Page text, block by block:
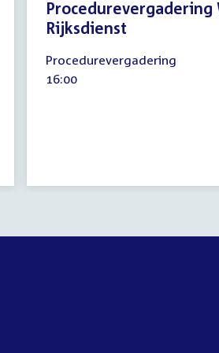
Procedurevergadering
Rijksdienst
juni
2014
Procedurevergadering
Tijd
16:00